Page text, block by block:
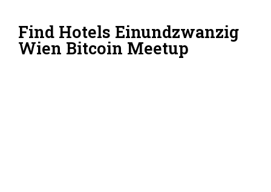
Find Hotels Einundzwanzig
Wien Bitcoin Meetup